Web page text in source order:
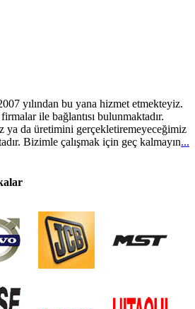
yılından bu yana hizmet etmekteyiz.
ile bağlantısı bulunmaktadır.
ya da üretimini gerçekletiremeyeceğimiz
Bizimle çalışmak için geç kalmayın...